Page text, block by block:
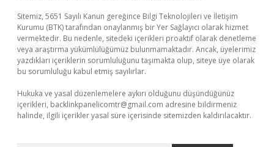
Sitemiz, 5651 Sayılı Kanun gereğince Bilgi Teknolojileri ve İletişim
Kurumu (BTK) tarafından onaylanmış bir Yer Sağlayıcı olarak hizmet
vermektedir. Bu nedenle, sitedeki içerikleri proaktif olarak denetleme
veya araştırma yükümlülüğümüz bulunmamaktadır. Ancak, üyelerimiz
yazdıkları içeriklerin sorumluluğunu taşımakta olup, siteye üye olarak
bu sorumluluğu kabul etmiş sayılırlar.
Hukuka ve yasal düzenlemelere aykırı olduğunu düşündüğünüz
içerikleri, backlinkpanelicomtr@gmail.com adresine bildirmeniz
halinde, ilgili içerikler yasal süre içerisinde sitemizden kaldırılacaktır.